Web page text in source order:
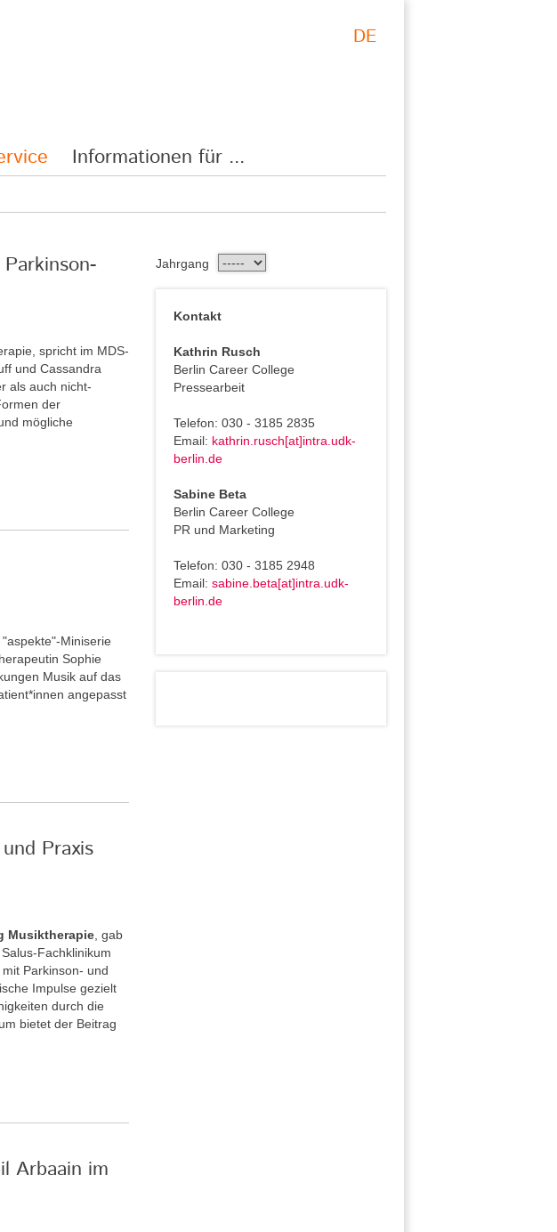
DE
Informationen für ...
spricht im MDS-
und Cassandra
als auch nicht-
der
mögliche
Miniserie
Sophie
Musik auf das
angepasst
Praxis
Musiktherapie , gab
Fachklinikum
Parkinson- und
Impulse gezielt
durch die
bietet der Beitrag
Arbaain im
Jahrgang
Kontakt
Kathrin Rusch
Berlin Career College
Pressearbeit
Telefon: 030 - 3185 2835
Email: kathrin.rusch[at]intra.udk-
berlin.de
Sabine Beta
Berlin Career College
PR und Marketing
Telefon: 030 - 3185 2948
Email:sabine.beta[at]intra.udk-
berlin.de